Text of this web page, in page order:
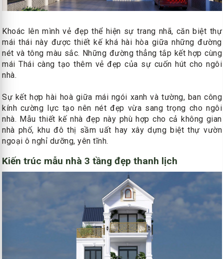
Khoác lên mình vẻ đẹp thể hiện sự trang nhã, căn biệt thự
mái thái này được thiết kế khá hài hòa giữa những đường
nét và tông màu sắc. Những đường thẳng tắp kết hợp cùng
mái Thái càng tạo thêm vẻ đẹp của sự cuốn hút cho ngôi
nhà.
Sự kết hợp hài hoà giữa mái ngói xanh và tường, ban công
kính cường lực tạo nên nét đẹp vừa sang trọng cho ngôi
nhà. Mẫu thiết kế nhà đẹp này phù hợp cho cả không gian
nhà phố, khu đô thị sầm uất hay xây dựng biệt thự vườn
ngoại ô nghỉ dưỡng, yên tĩnh.
Kiến trúc mẫu nhà 3 tầng đẹp thanh lịch